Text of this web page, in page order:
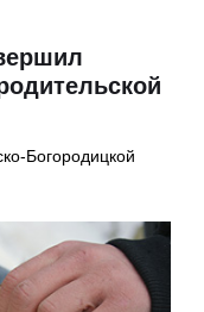
Богородицкой